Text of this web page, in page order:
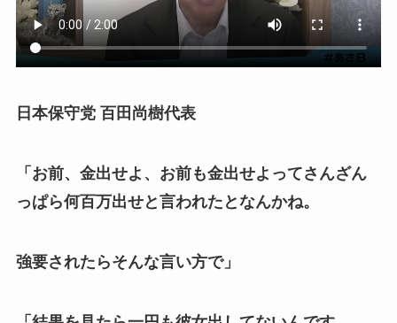
日本保守党 百田尚樹代表
「お前、金出せよ、お前も金出せよってさんざん
っぱら何百万出せと言われたとなんかね。
強要されたらそんな言い方で」